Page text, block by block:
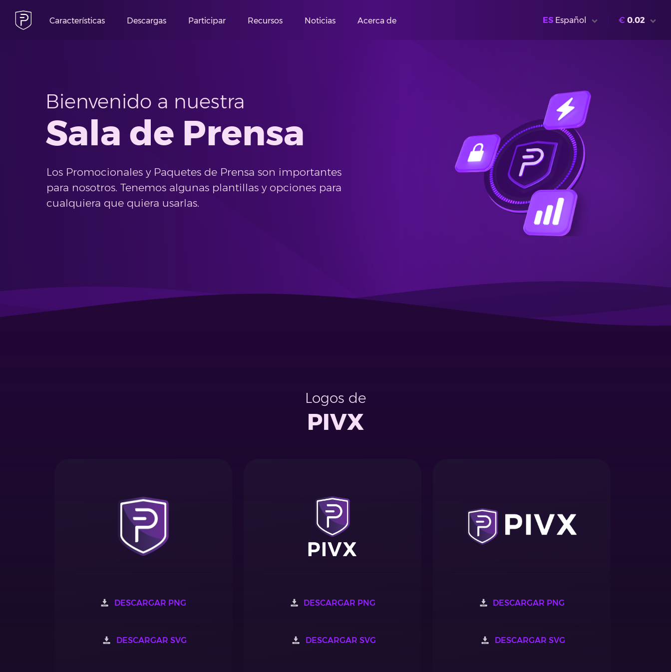
Características Descargas Participar Recursos Noticias Acerca de ES Español € 0.02
Bienvenido a nuestra
Sala de Prensa
Los Promocionales y Paquetes de Prensa son importantes
para nosotros. Tenemos algunas plantillas y opciones para
cualquiera que quiera usarlas.
Logos de
PIVX
DESCARGAR PNG
DESCARGAR SVG
DESCARGAR PNG
DESCARGAR SVG
DESCARGAR PNG
DESCARGAR SVG